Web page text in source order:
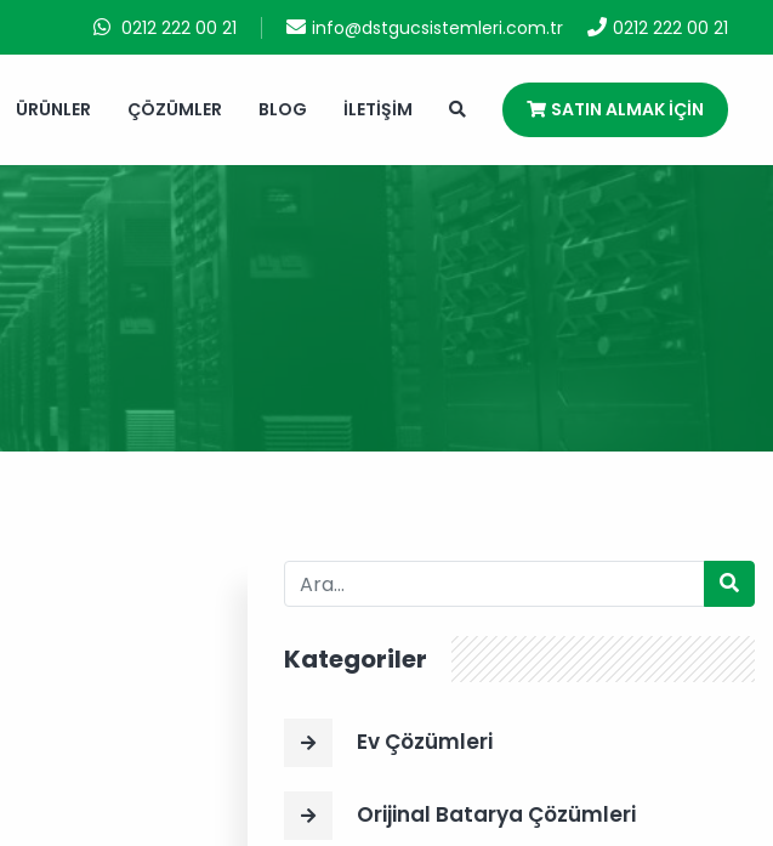
0212 222 00 21 info@dstgucsistemleri.com.tr 0212 222 00 21
ÜRÜNLER ÇÖZÜMLER BLOG İLETIŞIM SATIN ALMAK IÇIN
Kategoriler
Ev Çözümleri
Orijinal Batarya Çözümleri